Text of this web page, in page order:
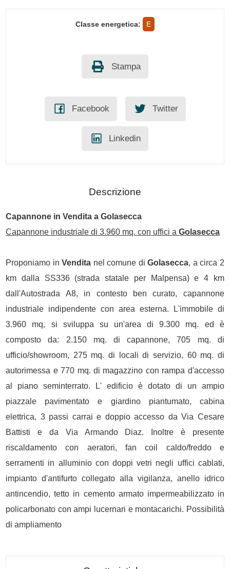
Classe energetica: E
Stampa
Facebook Twitter
Linkedin
Descrizione
Capannone inVendita aGolasecca
Capannone industriale di 3.960 mq. con uffici aGolasecca
Proponiamo inVendita nel comune diGolasecca, a circa 2
km dalla SS336 (strada statale per Malpensa) e 4 km
dall'Autostrada A8, in contesto ben curato, capannone
industriale indipendente con area esterna. L'immobile di
3.960 mq, si sviluppa su un'area di 9.300 mq. ed è
composto da: 2.150 mq. di capannone, 705 mq. di
ufficio/showroom, 275 mq. di locali di servizio, 60 mq. di
autorimessa e 770 mq. di magazzino con rampa d'accesso
al piano seminterrato. L' edificio è dotato di un ampio
piazzale pavimentato e giardino piantumato, cabina
elettrica, 3 passi carrai e doppio accesso da Via Cesare
Battisti e da Via Armando Diaz. Inoltre è presente
riscaldamento con aeratori, fan coil caldo/freddo e
serramenti in alluminio con doppi vetri negli uffici cablati,
impianto d'antifurto collegato alla vigilanza, anello idrico
antincendio, tetto in cemento armato impermeabilizzato in
policarbonato con ampi lucernari e montacarichi. Possibilità
di ampliamento